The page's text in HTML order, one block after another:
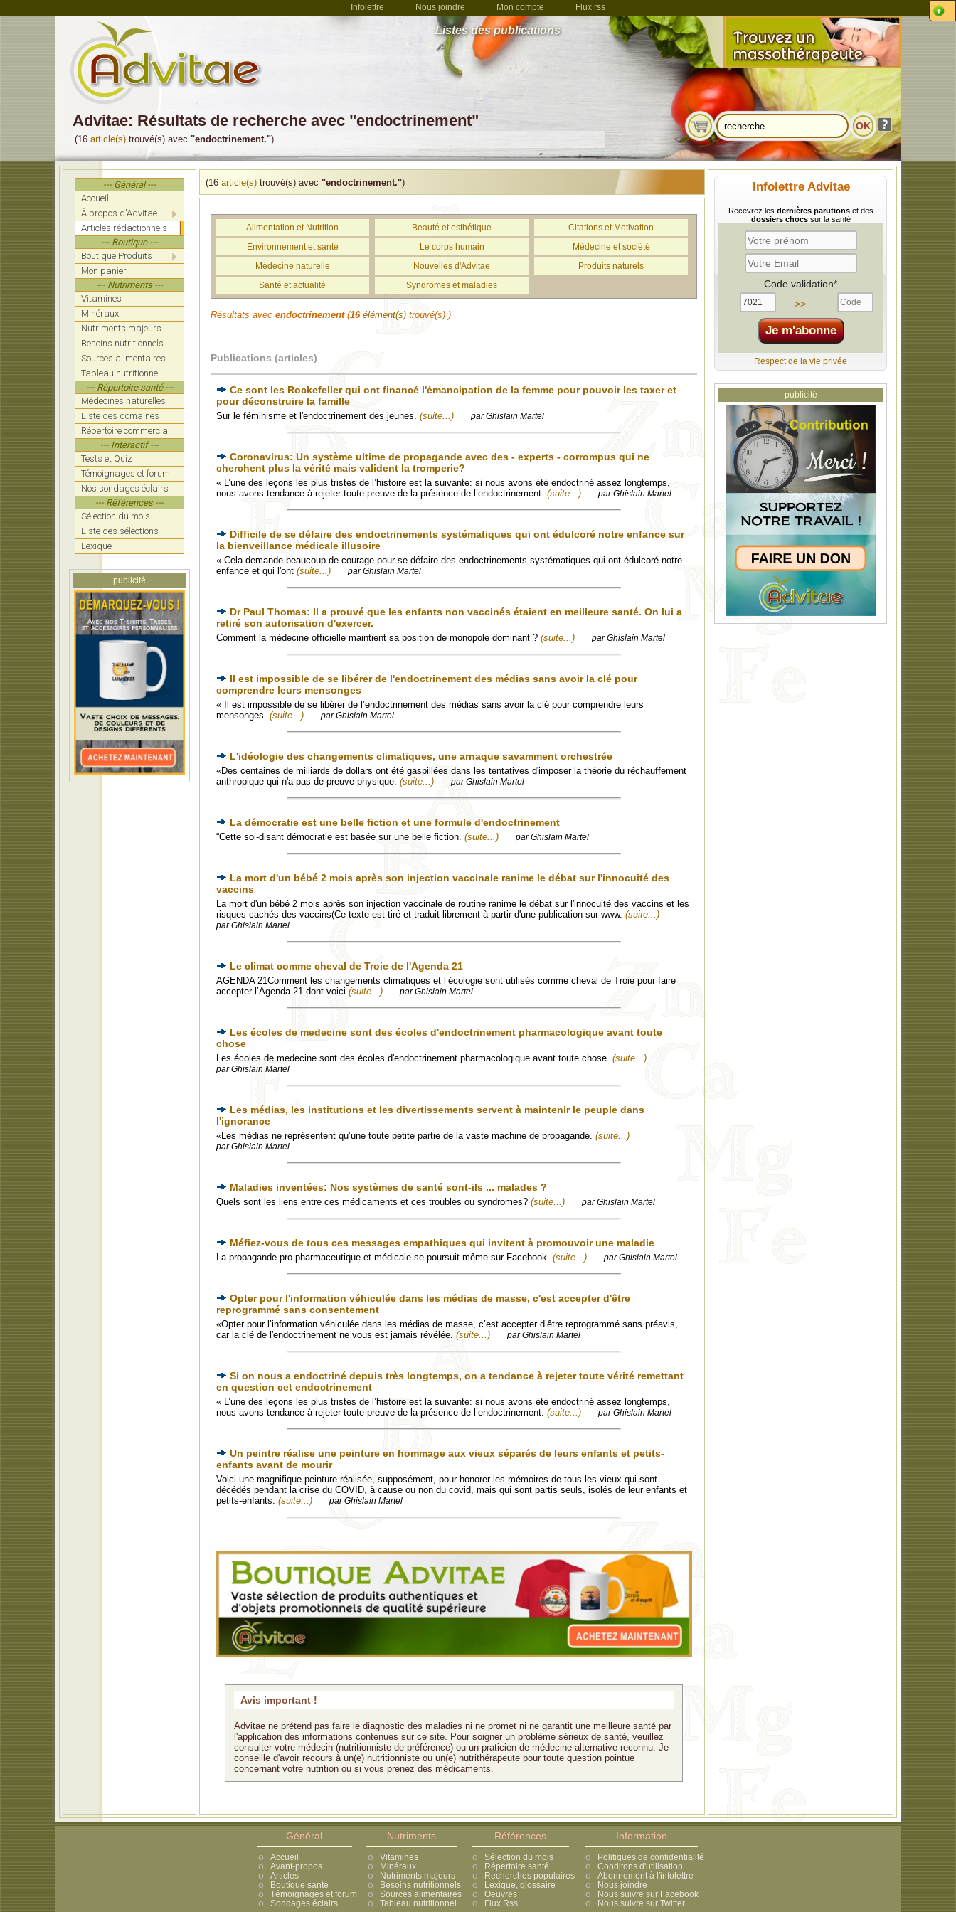
Infolettre Nous joindre Mon compte Flux rss
Listes des publications
Advitae: Résultats de recherche avec "endoctrinement"
(16 article(s) trouvé(s) avec "endoctrinement.")
--- Général ---
Accueil
À propos d'Advitae
Articles rédactionnels
--- Boutique ---
Boutique Produits
Mon panier
--- Nutriments ---
Vitamines
Minéraux
Nutriments majeurs
Besoins nutritionnels
Sources alimentaires
Tableau nutritionnel
--- Répertoire santé ---
Médecines naturelles
Liste des domaines
Répertoire commercial
--- Interactif ---
Tests et Quiz
Témoignages et forum
Nos sondages éclairs
--- Références ---
Sélection du mois
Liste des sélections
Lexique
publicité
(16 article(s) trouvé(s) avec "endoctrinement.") Infolettre Advitae
Recevrez les dernières parutionset des
dossiers chocssur la santé
Code validation*
>>
Respect de la vie privée
publicité
Alimentation et Nutrition Beauté et esthétique
Citations et Motivation
Environnement et santé
Le corps humain
Médecine et société
Médecine naturelle
Nouvelles d'Advitae
Produits naturels
Santé et actualité
Syndromes et maladies
Résultats avec endoctrinement (16 élément(s) trouvé(s) )
Publications (articles)
Ce sont les Rockefeller qui ont financé l'émancipation de la femme pour pouvoir les taxer et
pour déconstruire la famille
Sur le féminisme et l'endoctrinement des jeunes. (suite...) par Ghislain Martel
Coronavirus: Un système ultime de propagande avec des - experts - corrompus qui ne
cherchent plus la vérité mais valident la tromperie?
« L’une des leçons les plus tristes de l’histoire est la suivante: si nous avons été endoctriné assez longtemps,
nous avons tendance à rejeter toute preuve de la présence de l’endoctrinement. (suite...) par Ghislain Martel
Difficile de se défaire des endoctrinements systématiques qui ont édulcoré notre enfance sur
la bienveillance médicale illusoire
« Cela demande beaucoup de courage pour se défaire des endoctrinements systématiques qui ont édulcoré notre
enfance et qui l'ont (suite...) par Ghislain Martel
Dr Paul Thomas: Il a prouvé que les enfants non vaccinés étaient en meilleure santé. On lui a
retiré son autorisation d'exercer.
Comment la médecine officielle maintient sa position de monopole dominant ? (suite...) par Ghislain Martel
Il est impossible de se libérer de l'endoctrinement des médias sans avoir la clé pour
comprendre leurs mensonges
« Il est impossible de se libérer de l’endoctrinement des médias sans avoir la clé pour comprendre leurs
mensonges. (suite...) par Ghislain Martel
L'idéologie des changements climatiques, une arnaque savamment orchestrée
«Des centaines de milliards de dollars ont été gaspillées dans les tentatives d'imposer la théorie du réchauffement
anthropique qui n'a pas de preuve physique. (suite...) par Ghislain Martel
La démocratie est une belle fiction et une formule d'endoctrinement
“Cette soi-disant démocratie est basée sur une belle fiction. (suite...) par Ghislain Martel
La mort d'un bébé 2 mois après son injection vaccinale ranime le débat sur l'innocuité des
vaccins
La mort d'un bébé 2 mois après son injection vaccinale de routine ranime le débat sur l'innocuité des vaccins et les
risques cachés des vaccins(Ce texte est tiré et traduit librement à partir d'une publication sur www. (suite...)
par Ghislain Martel
Le climat comme cheval de Troie de l'Agenda 21
AGENDA 21Comment les changements climatiques et l’écologie sont utilisés comme cheval de Troie pour faire
accepter l’Agenda 21 dont voici (suite...) par Ghislain Martel
Les écoles de medecine sont des écoles d'endoctrinement pharmacologique avant toute
chose
Les écoles de medecine sont des écoles d'endoctrinement pharmacologique avant toute chose. (suite...)
par Ghislain Martel
Les médias, les institutions et les divertissements servent à maintenir le peuple dans
l'ignorance
«Les médias ne représentent qu’une toute petite partie de la vaste machine de propagande. (suite...)
par Ghislain Martel
Maladies inventées: Nos systèmes de santé sont-ils ... malades ?
Quels sont les liens entre ces médicaments et ces troubles ou syndromes? (suite...) par Ghislain Martel
Méfiez-vous de tous ces messages empathiques qui invitent à promouvoir une maladie
La propagande pro-pharmaceutique et médicale se poursuit même sur Facebook. (suite...) par Ghislain Martel
Opter pour l'information véhiculée dans les médias de masse, c'est accepter d'être
reprogrammé sans consentement
«Opter pour l’information véhiculée dans les médias de masse, c’est accepter d’être reprogrammé sans préavis,
car la clé de l'endoctrinement ne vous est jamais révélée. (suite...) par Ghislain Martel
Si on nous a endoctriné depuis très longtemps, on a tendance à rejeter toute vérité remettant
en question cet endoctrinement
« L’une des leçons les plus tristes de l’histoire est la suivante: si nous avons été endoctriné assez longtemps,
nous avons tendance à rejeter toute preuve de la présence de l’endoctrinement. (suite...) par Ghislain Martel
Un peintre réalise une peinture en hommage aux vieux séparés de leurs enfants et petits-
enfants avant de mourir
Voici une magnifique peinture réalisée, supposément, pour honorer les mémoires de tous les vieux qui sont
décédés pendant la crise du COVID, à cause ou non du covid, mais qui sont partis seuls, isolés de leur enfants et
petits-enfants. (suite...) par Ghislain Martel
Avis important !
Advitae ne prétend pas faire le diagnostic des maladies ni ne promet ni ne garantit une meilleure santé par
l'application des informations contenues sur ce site. Pour soigner un problème sérieux de santé, veuillez
consulter votre médecin (nutritionniste de préférence) ou un praticien de médecine alternative reconnu. Je
conseille d'avoir recours à un(e) nutritionniste ou un(e) nutrithérapeute pour toute question pointue
concernant votre nutrition ou si vous prenez des médicaments.
Général
Accueil
Avant-propos
Articles
Boutique santé
Témoignages et forum
Sondages éclairs
Nutriments
Vitamines
Minéraux
Nutriments majeurs
Besoins nutritionnels
Sources alimentaires
Tableau nutritionnel
Références
Sélection du mois
Répertoire santé
Recherches populaires
Lexique, glossaire
Oeuvres
Flux Rss
Information
Politiques de confidentialité
Conditons d'utilisation
Abonnement à l'infolettre
Nous joindre
Nous suivre sur Facebook
Nous suivre sur Twitter